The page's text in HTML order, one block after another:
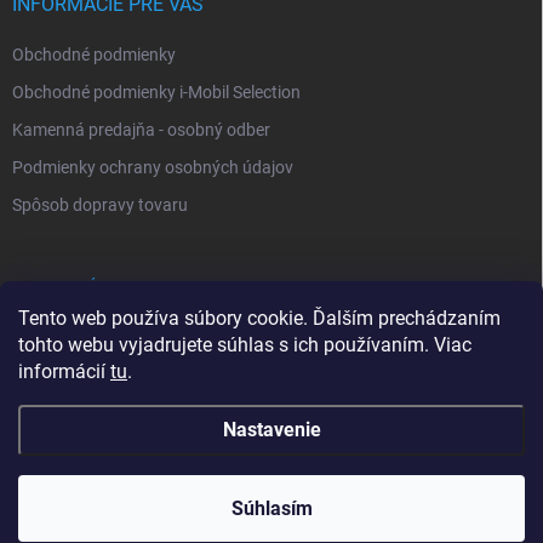
Tento web používa súbory cookie. Ďalším prechádzaním
tohto webu vyjadrujete súhlas s ich používaním. Viac
informácií tu.
Nastavenie
Súhlasím
Obchodné podmienky
Obchodné podmienky i-Mobil Selection
Kamenná predajňa - osobný odber
Podmienky ochrany osobných údajov
Spôsob dopravy tovaru
i-Mobil.sk . Všetky práva vyhradené.